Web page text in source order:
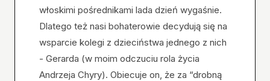
włoskimi pośrednikami lada dzień wygaśnie.
Dlatego też nasi bohaterowie decydują się na
wsparcie kolegi z dzieciństwa jednego z nich
- Gerarda (w moim odczuciu rola życia
Andrzeja Chyry). Obiecuje on, że za “drobną